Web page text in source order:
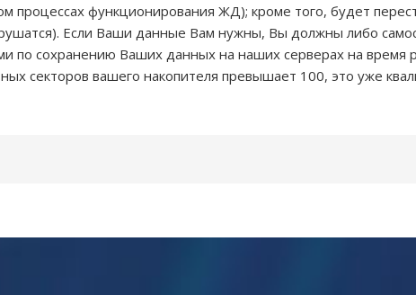
процессах функционирования ЖД); кроме того, будет
Если Ваши данные Вам нужны, Вы должны либо
по сохранению Ваших данных на наших серверах на время
секторов вашего накопителя превышает 100, это уже